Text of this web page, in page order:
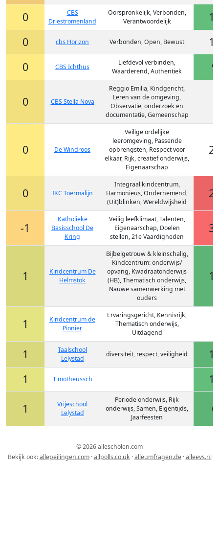
0
CBS
Driestromenland
Oorspronkelijk, Verbonden,
Verantwoordelijk
0
cbs Horizon Verbonden, Open, Bewust
0
CBS Ichthus
Liefdevol verbinden,
Waarderend, Authentiek
0 CBS Stella Nova
Reggio Emilia, Kindgericht,
Leren van de omgeving,
Observatie, onderzoek en
documentatie, Gemeenschap
0 De Windroos
Veilige ordelijke
leeromgeving, Passende
opbrengsten, Respect voor
elkaar, Rijk, creatief onderwijs,
Eigenaarschap
0 IKC Toermalijn
Integraal kindcentrum,
Harmonieus, Ondernemend,
(Uit)blinken, Wereldwijsheid
-1
Katholieke
Basisschool De
Kring
Veilig leefklimaat, Talenten,
Eigenaarschap, Doelen
stellen, 21e Vaardigheden
1
Kindcentrum De
Helmstok
Bijbelgetrouw & kleinschalig,
Kindcentrum: onderwijs/
opvang, Kwadraatonderwijs
(HB), Thematisch onderwijs,
Nauwe samenwerking met
ouders
1
Kindcentrum de
Pionier
Ervaringsgericht, Kennisrijk,
Thematisch onderwijs,
Uitdagend
1
Taalschool
Lelystad
diversiteit, respect, veiligheid
1
Timotheussch
1
Vrijeschool
Lelystad
Periode onderwijs, Rijk
onderwijs, Samen, Eigentijds,
Jaarfeesten
© 2026 allescholen.com
Bekijk ook:allepeilingen.com·allpolls.co.uk ·alleumfragen.de·alleevs.nl